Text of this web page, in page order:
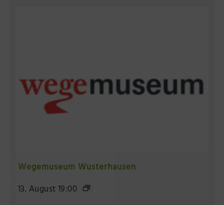
Wegemuseum Wusterhausen
13. August 19:00